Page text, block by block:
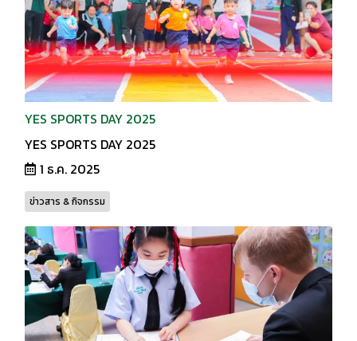
YES SPORTS DAY 2025
YES SPORTS DAY 2025
1 ธ.ค. 2025
ข่าวสาร & กิจกรรม